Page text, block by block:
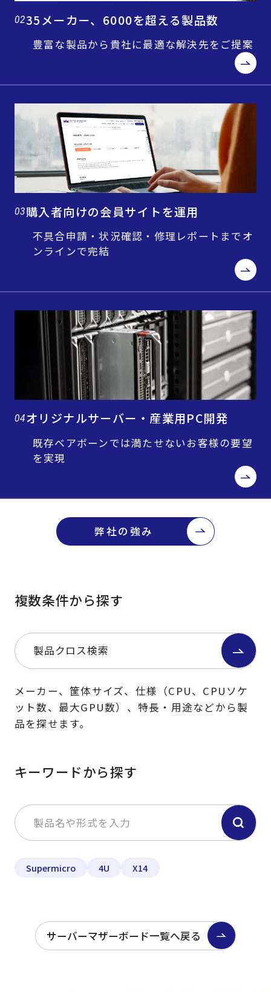
0235メーカー、6000を超える製品数
豊富な製品から貴社に最適な解決先をご提案
03購入者向けの会員サイトを運用
不具合申請・状況確認・修理レポートまでオ
ンラインで完結
04オリジナルサーバー・産業用PC開発
既存ベアボーンでは満たせないお客様の要望
を実現
弊社の強み
複数条件から探す
製品クロス検索
メーカー、筐体サイズ、仕様（CPU、CPUソケ
ット数、最大GPU数）、特長・用途などから製
品を探せます。
キーワードから探す
Supermicro 4U X14
サーバーマザーボード一覧へ戻る